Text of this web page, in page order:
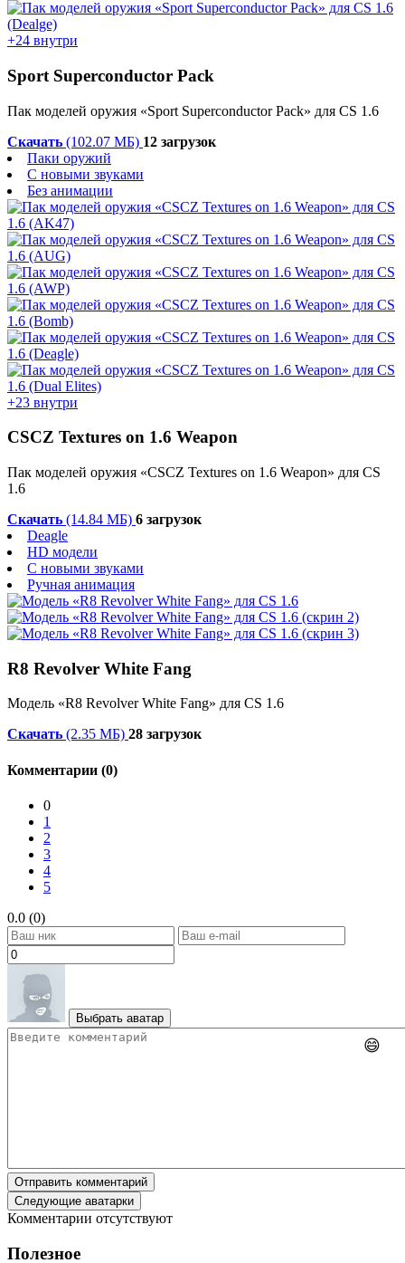
+24 внутри
Sport Superconductor Pack
Пак моделей оружия «Sport Superconductor Pack» для CS 1.6
Скачать (102.07 МБ) 12 загрузок
Паки оружий
С новыми звуками
Без анимации
+23 внутри
CSCZ Textures on 1.6 Weapon
Пак моделей оружия «CSCZ Textures on 1.6 Weapon» для CS
1.6
Скачать (14.84 МБ) 6 загрузок
Deagle
HD модели
С новыми звуками
Ручная анимация
R8 Revolver White Fang
Модель «R8 Revolver White Fang» для CS 1.6
Скачать (2.35 МБ) 28 загрузок
Комментарии (0)
0
1
2
3
4
5
0.0 (0)
Выбрать аватар
😄
Отправить комментарий
Следующие аватарки
Комментарии отсутствуют
Полезное